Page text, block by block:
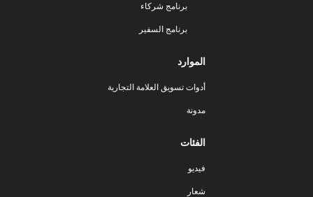
برنامج شركاء
برنامج السفير
الموارد
أدوات تسويق العلامة التجارية
مدونة
الفئات
فيديو
شعار